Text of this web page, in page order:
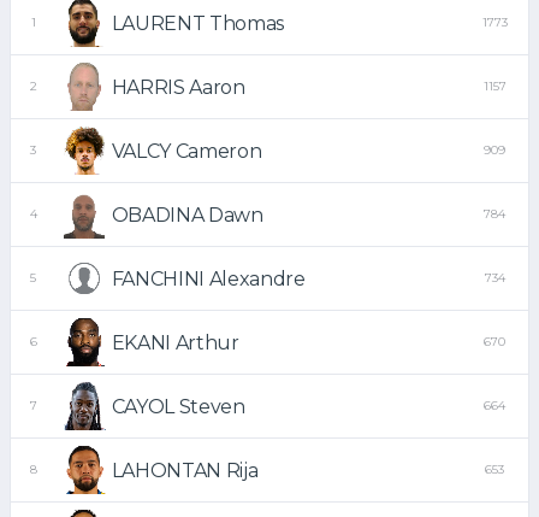
1 LAURENT Thomas 1773
2 HARRIS Aaron 1157
3 VALCY Cameron 909
4 OBADINA Dawn 784
5 FANCHINI Alexandre 734
6 EKANI Arthur 670
7 CAYOL Steven 664
8 LAHONTAN Rija 653